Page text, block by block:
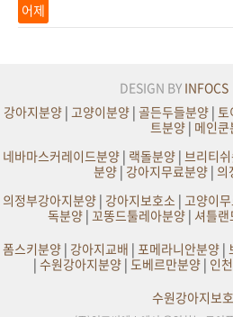
어제
DESIGN BY INFOCS
강아지분양 | 고양이분양 | 골든두들분양 | 토
트분양 | 메인
네바마스커레이드분양| 랙돌분양| 브리티
분양|강아지무료분양| 의
의정부강아지분양| 강아지보호소| 고양이
독분양 | 꼬똥드툴레아분양 | 셔틀
폼스키분양| 강아지교배 | 포메라니안분양|
| 수원강아지분양| 도베르만분양| 인
수원강아지보